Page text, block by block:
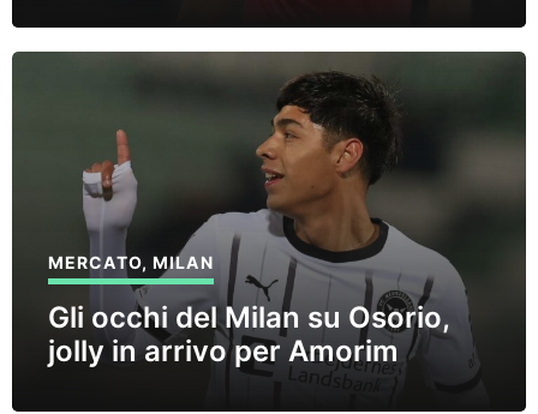
MERCATO,MILAN
Gli occhi del Milan su Osorio,
jolly in arrivo per Amorim